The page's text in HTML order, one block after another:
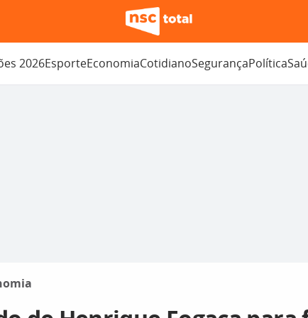
2026EsporteEconomiaCotidianoSegurançaPolítica